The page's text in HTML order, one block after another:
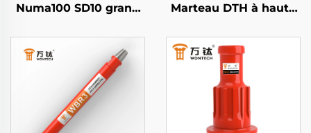
Numa100 SD10 grand
Hole DTH Marteau
pour le forage de puits
d'eau et le pilotage de
fondation
Marteau DTH à haute
WT4 M40 API 2 3/8"
REG PIN Down the
Hole